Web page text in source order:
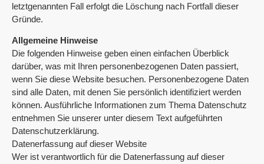
letztgenannten Fall erfolgt die Löschung nach Fortfall dieser
Gründe.
Allgemeine Hinweise
Die folgenden Hinweise geben einen einfachen Überblick
darüber, was mit Ihren personenbezogenen Daten passiert,
wenn Sie diese Website besuchen. Personenbezogene Daten
sind alle Daten, mit denen Sie persönlich identifiziert werden
können. Ausführliche Informationen zum Thema Datenschutz
entnehmen Sie unserer unter diesem Text aufgeführten
Datenschutzerklärung.
Datenerfassung auf dieser Website
Wer ist verantwortlich für die Datenerfassung auf dieser